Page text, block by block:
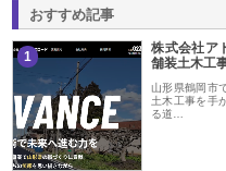
おすすめ記事
1
株式会社ア
舗装土木工
山形県鶴岡市
土木工事を手
る道…